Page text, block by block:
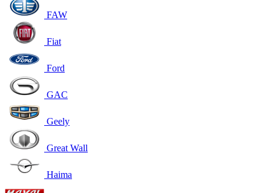
FAW
Fiat
Ford
GAC
Geely
Great Wall
Haima